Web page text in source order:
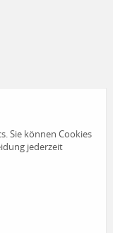
Sie können Cookies
jederzeit